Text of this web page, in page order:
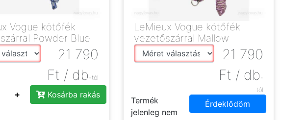
Vogue kötőfék
Powder Blue
21 790
Ft / db -tól
+ Kosárba rakás
LeMieux Vogue kötőfék
vezetőszárral Mallow
21 790
Ft / db -
tól
Termék
jelenleg nem
Érdeklődöm